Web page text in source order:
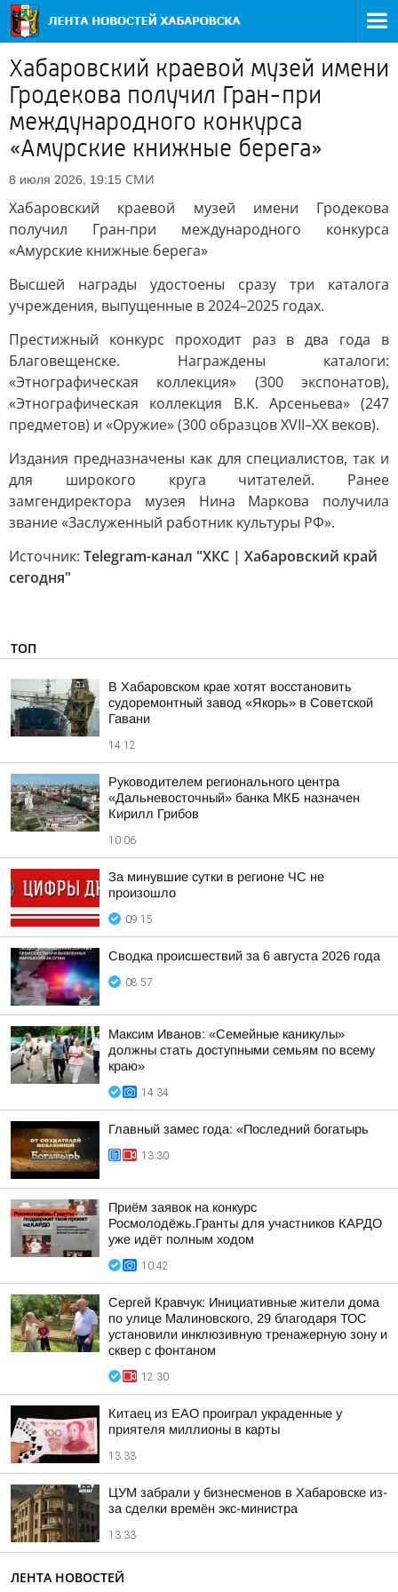
Хабаровский краевой музей имени
Гродекова получил Гран-при
международного конкурса
«Амурские книжные берега»
8 июля 2026, 19:15 СМИ
Хабаровский краевой музей имени Гродекова
получил Гран-при международного конкурса
«Амурские книжные берега»
Высшей награды удостоены сразу три каталога
учреждения, выпущенные в 2024–2025 годах.
Престижный конкурс проходит раз в два года в
Благовещенске. Награждены каталоги:
«Этнографическая коллекция» (300 экспонатов),
«Этнографическая коллекция В.К. Арсеньева» (247
предметов) и «Оружие» (300 образцов XVII–XX веков).
Издания предназначены как для специалистов, так и
для широкого круга читателей. Ранее
замгендиректора музея Нина Маркова получила
звание «Заслуженный работник культуры РФ».
Источник: Telegram-канал "ХКС | Хабаровский край
сегодня"
ТОП
В Хабаровском крае хотят восстановить
судоремонтный завод «Якорь» в Советской
Гавани
14:12
Руководителем регионального центра
«Дальневосточный» банка МКБ назначен
Кирилл Грибов
10:06
За минувшие сутки в регионе ЧС не
произошло
09:15
Сводка происшествий за 6 августа 2026 года
08:57
Максим Иванов: «Семейные каникулы»
должны стать доступными семьям по всему
краю»
14:34
Главный замес года: «Последний богатырь
13:30
Приём заявок на конкурс
Росмолодёжь.Гранты для участников КАРДО
уже идёт полным ходом
10:42
Сергей Кравчук: Инициативные жители дома
по улице Малиновского, 29 благодаря ТОС
установили инклюзивную тренажерную зону и
сквер с фонтаном
12:30
Китаец из ЕАО проиграл украденные у
приятеля миллионы в карты
13:33
ЦУМ забрали у бизнесменов в Хабаровске из-
за сделки времён экс-министра
13:33
ЛЕНТА НОВОСТЕЙ